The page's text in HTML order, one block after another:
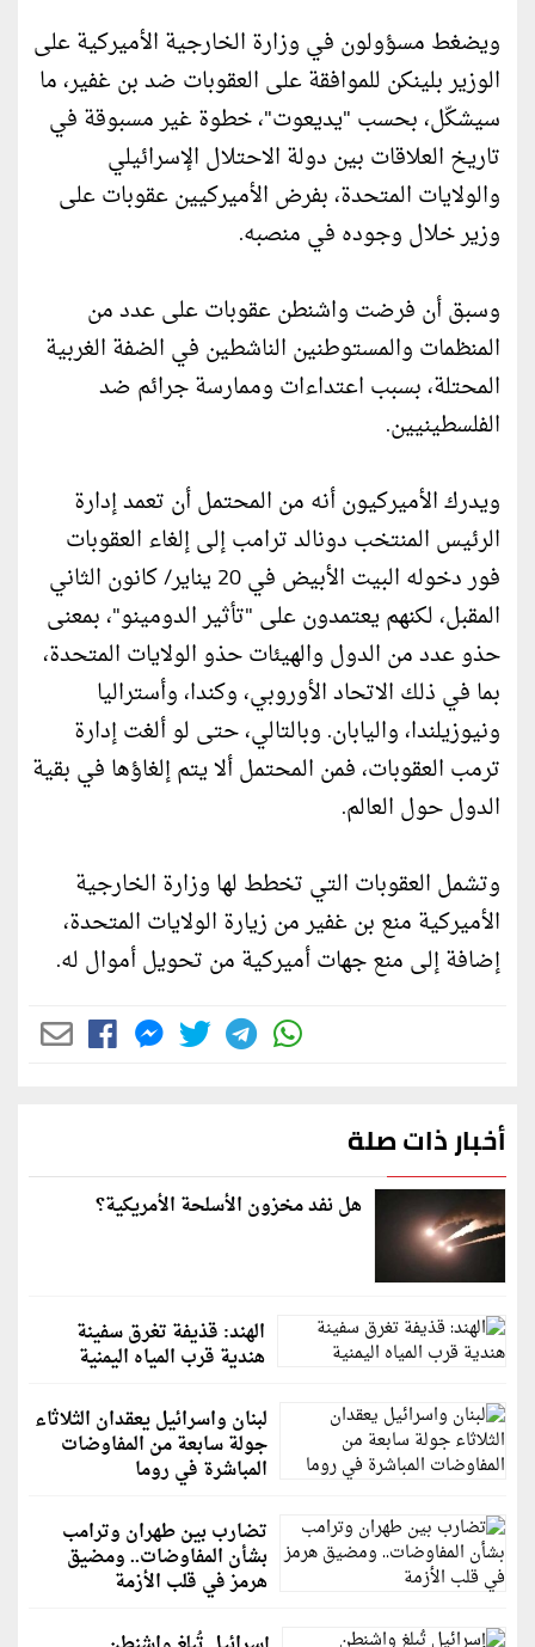
ويضغط مسؤولون في وزارة الخارجية الأميركية على
الوزير بلينكن للموافقة على العقوبات ضد بن غفير، ما
سيشكّل، بحسب "يديعوت"، خطوة غير مسبوقة في
تاريخ العلاقات بين دولة الاحتلال الإسرائيلي
والولايات المتحدة، بفرض الأميركيين عقوبات على
وزير خلال وجوده في منصبه.
وسبق أن فرضت واشنطن عقوبات على عدد من
المنظمات والمستوطنين الناشطين في الضفة الغربية
المحتلة، بسبب اعتداءات وممارسة جرائم ضد
الفلسطينيين.
ويدرك الأميركيون أنه من المحتمل أن تعمد إدارة
الرئيس المنتخب دونالد ترامب إلى إلغاء العقوبات
فور دخوله البيت الأبيض في 20 يناير/ كانون الثاني
المقبل، لكنهم يعتمدون على "تأثير الدومينو"، بمعنى
حذو عدد من الدول والهيئات حذو الولايات المتحدة،
بما في ذلك الاتحاد الأوروبي، وكندا، وأستراليا
ونيوزيلندا، واليابان. وبالتالي، حتى لو ألغت إدارة
ترمب العقوبات، فمن المحتمل ألا يتم إلغاؤها في بقية
الدول حول العالم.
وتشمل العقوبات التي تخطط لها وزارة الخارجية
الأميركية منع بن غفير من زيارة الولايات المتحدة،
إضافة إلى منع جهات أميركية من تحويل أموال له.
أخبار ذات صلة
هل نفد مخزون الأسلحة الأمريكية؟
الهند: قذيفة تغرق سفينة
هندية قرب المياه اليمنية
لبنان واسرائيل يعقدان الثلاثاء
جولة سابعة من المفاوضات
المباشرة في روما
تضارب بين طهران وترامب
بشأن المفاوضات.. ومضيق
هرمز في قلب الأزمة